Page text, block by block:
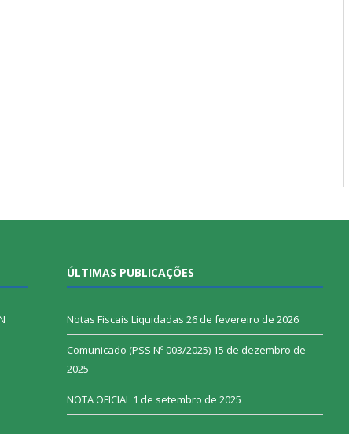
ÚLTIMAS PUBLICAÇÕES
Notas Fiscais Liquidadas 26 de fevereiro de 2026
Comunicado (PSS Nº 003/2025) 15 de dezembro de
2025
NOTA OFICIAL 1 de setembro de 2025